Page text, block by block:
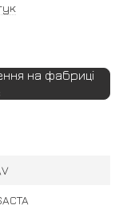
на фабриці